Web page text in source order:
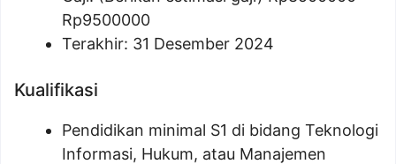
Rp9500000
Terakhir: 31 Desember 2024
Kualifikasi
Pendidikan minimal S1 di bidang Teknologi
Informasi, Hukum, atau Manajemen